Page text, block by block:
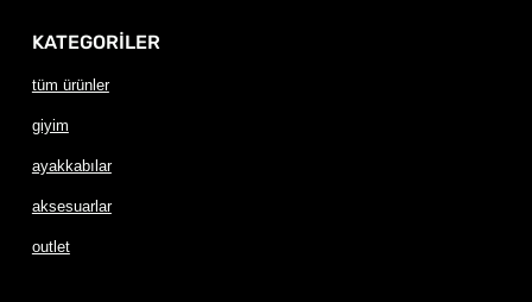
KATEGORİLER
tüm ürünler
giyim
ayakkabılar
aksesuarlar
outlet